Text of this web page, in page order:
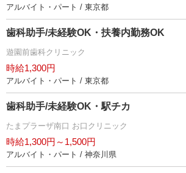
アルバイト・パート / 東京都
歯科助手/未経験OK・扶養内勤務OK
遊園前歯科クリニック
時給1,300円
アルバイト・パート / 東京都
歯科助手/未経験OK・駅チカ
たまプラーザ南口 お口クリニック
時給1,300円～1,500円
アルバイト・パート / 神奈川県